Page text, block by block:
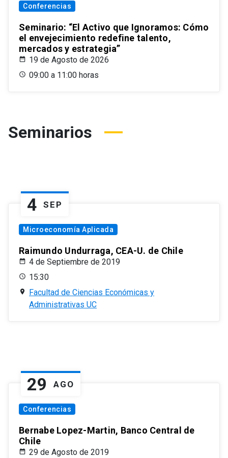
Conferencias
Seminario: “El Activo que Ignoramos: Cómo
el envejecimiento redefine talento,
mercados y estrategia”
19 de Agosto de 2026
09:00 a 11:00 horas
Seminarios
4 SEP
Microeconomía Aplicada
Raimundo Undurraga, CEA-U. de Chile
4 de Septiembre de 2019
15:30
Facultad de Ciencias Económicas y
Administrativas UC
29 AGO
Conferencias
Bernabe Lopez-Martin, Banco Central de
Chile
29 de Agosto de 2019